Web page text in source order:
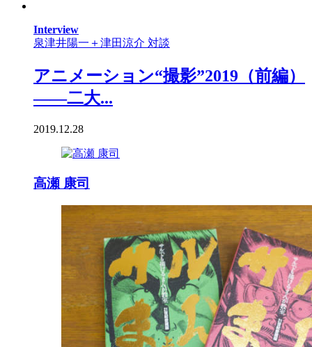
Interview
泉津井陽一＋津田涼介 対談
アニメーション“撮影”2019（前編）
――二大...
2019.12.28
高瀬 康司